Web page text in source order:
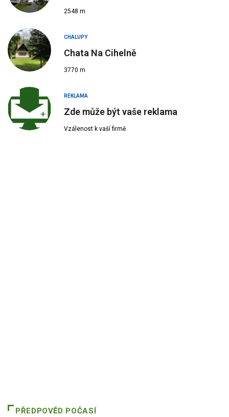
2548 m
CHALUPY
Chata Na Cihelně
3770 m
REKLAMA
Zde může být vaše reklama
Vzálenost k vaší firmě
PŘEDPOVĚD POČASÍ